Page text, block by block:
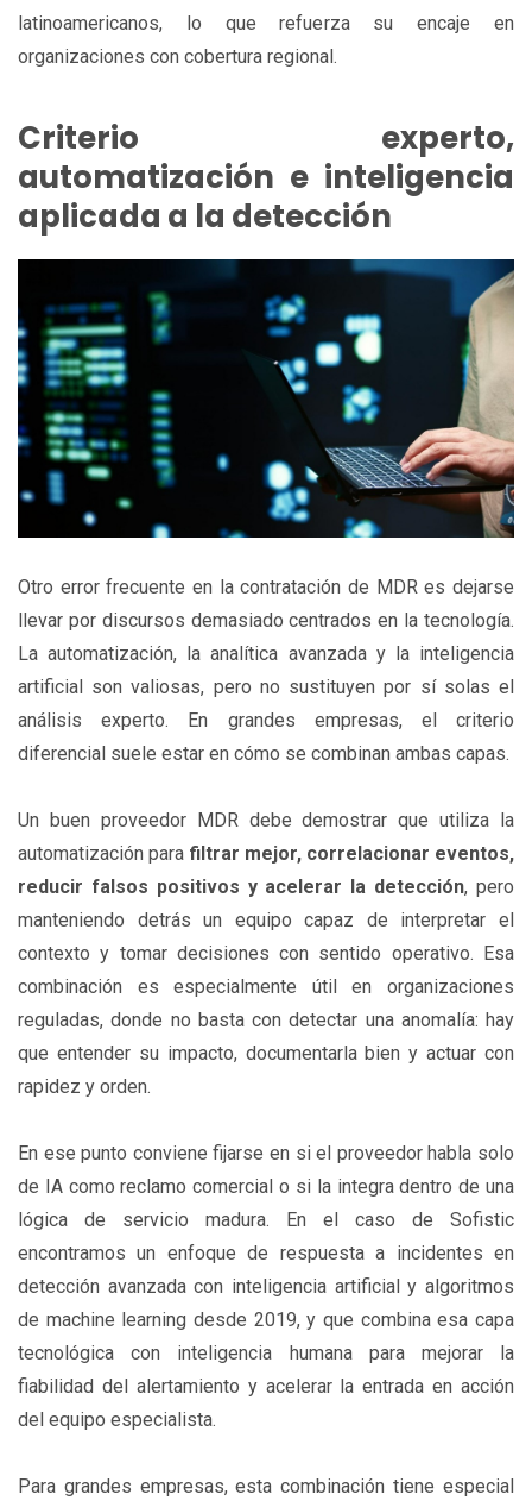
latinoamericanos, lo que refuerza su encaje en
organizaciones con cobertura regional.
Criterio experto,
automatización e inteligencia
aplicada a la detección
Otro error frecuente en la contratación de MDR es dejarse
llevar por discursos demasiado centrados en la tecnología.
La automatización, la analítica avanzada y la inteligencia
artificial son valiosas, pero no sustituyen por sí solas el
análisis experto. En grandes empresas, el criterio
diferencial suele estar en cómo se combinan ambas capas.
Un buen proveedor MDR debe demostrar que utiliza la
automatización para filtrar mejor, correlacionar eventos,
reducir falsos positivos y acelerar la detección, pero
manteniendo detrás un equipo capaz de interpretar el
contexto y tomar decisiones con sentido operativo. Esa
combinación es especialmente útil en organizaciones
reguladas, donde no basta con detectar una anomalía: hay
que entender su impacto, documentarla bien y actuar con
rapidez y orden.
En ese punto conviene fijarse en si el proveedor habla solo
de IA como reclamo comercial o si la integra dentro de una
lógica de servicio madura. En el caso de Sofistic
encontramos un enfoque de respuesta a incidentes en
detección avanzada con inteligencia artificial y algoritmos
de machine learning desde 2019, y que combina esa capa
tecnológica con inteligencia humana para mejorar la
fiabilidad del alertamiento y acelerar la entrada en acción
del equipo especialista.
Para grandes empresas, esta combinación tiene especial